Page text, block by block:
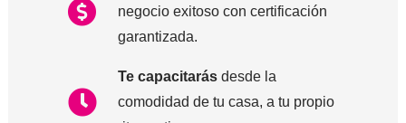
negocio exitoso con certificación
garantizada.
Te capacitarásdesde la
comodidad de tu casa, a tu propio